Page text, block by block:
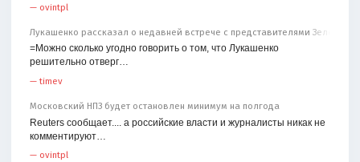
— ovintpl
Лукашенко рассказал о недавней встрече с представителями
=Можно сколько угодно говорить о том, что Лукашенко
решительно отверг…
—timev
Московский НПЗ будет остановлен минимум на полгода
Reuters сообщает.... а российские власти и журналисты никак не
комментируют…
— ovintpl